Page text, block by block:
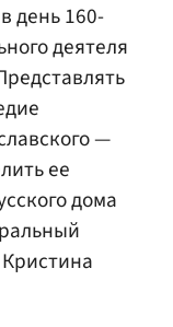
день 160-
деятеля
—
ее
дома